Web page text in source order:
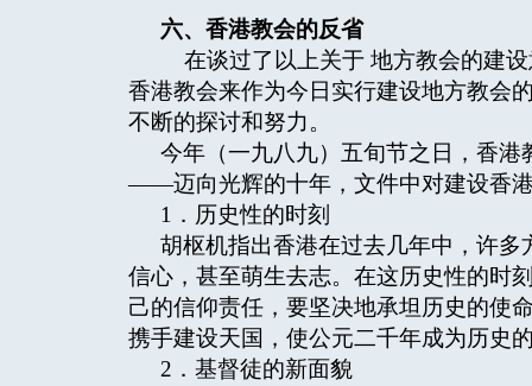
六、香港教会的反省
在谈过了以上关于 地方教会的建
香港教会来作为今日实行建设地方教会
不断的探讨和努力。
今年（一九八九）五旬节之日，香
——迈向光辉的十年，文件中对建设香
1．历史性的时刻
胡枢机指出香港在过去几年中，许
信心，甚至萌生去志。在这历史性的时
己的信仰责任，要坚决地承坦历史的使
携手建设天国，使公元二千年成为历史
2．基督徒的新面貌